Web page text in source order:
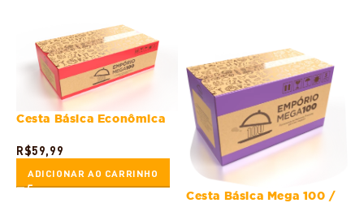
Cesta Básica Econômica
R$59,99
ADICIONAR AO CARRINHO
Cesta Básica Mega 100 /